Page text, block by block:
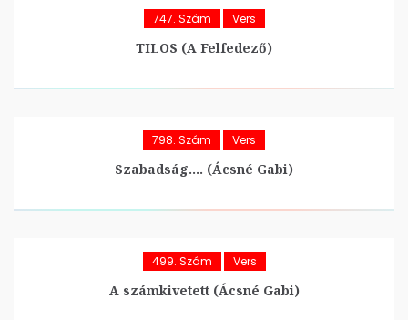
747. Szám Vers
TILOS (A Felfedező)
798. Szám Vers
Szabadság…. (Ácsné Gabi)
499. Szám Vers
A számkivetett (Ácsné Gabi)